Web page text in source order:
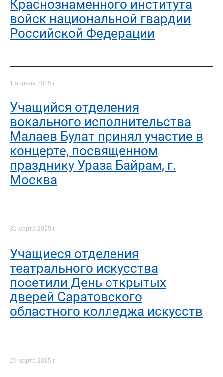
Краснознаменного института
войск национальной гвардии
Российской Федерации
1 апреля 2025 г.
Учащийся отделения
вокального исполнительства
Малаев Булат принял участие в
концерте, посвященном
празднику Ураза Байрам, г.
Москва
31 марта 2025 г.
Учащиеся отделения
театрального искусства
посетили День открытых
дверей Саратовского
областного колледжа искусств
29 марта 2025 г.